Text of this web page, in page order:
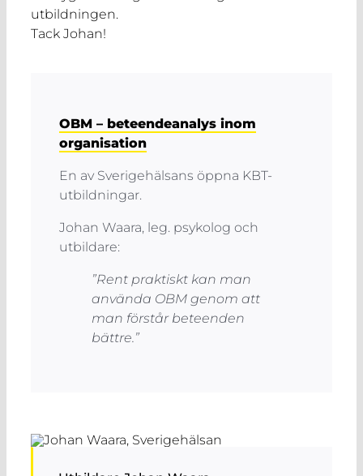
utbildningen.
Tack Johan!
OBM – beteendeanalys inom
organisation
En av Sverigehälsans öppna KBT-
utbildningar.
Johan Waara, leg. psykolog och
utbildare:
”Rent praktiskt kan man
använda OBM genom att
man förstår beteenden
bättre.”